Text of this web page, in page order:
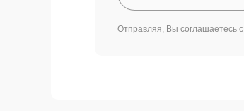
Отправляя, Вы соглашаетесь с